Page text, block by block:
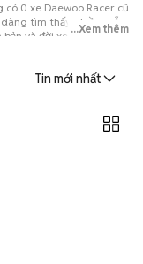
0 xe Daewoo Racer cũ
tìm thấy nhiều mẫu
bản và đời xe, thuận tiện
...Xem thêm
Tin mới nhất